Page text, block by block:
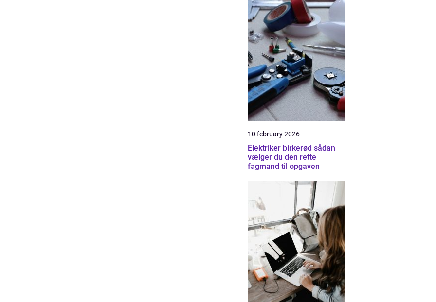
10 february 2026
Elektriker birkerød sådan
vælger du den rette
fagmand til opgaven